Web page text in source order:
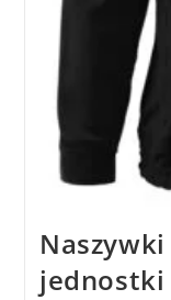
jednostki